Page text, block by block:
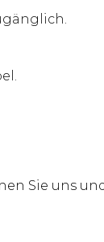
Sie uns